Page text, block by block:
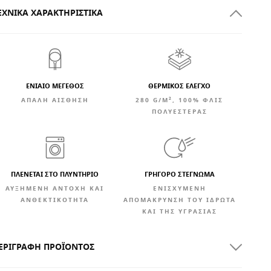
ΧΑΡΑΚΤΗΡΙΣΤΙΚΆ
ΕΝΙΑΙΟ ΜΕΓΕΘΟΣ
ΑΠΑΛΉ ΑΊΣΘΗΣΗ
ΘΕΡΜΙΚΟΣ ΕΛΕΓΧΟ
280 G/M², 100% ΦΛΙΣ
ΠΟΛΥΕΣΤΈΡΑΣ
ΠΛΕΝΕΤΑΙ ΣΤΟ ΠΛΥΝΤΗΡΙΟ
ΑΥΞΗΜΈΝΗ ΑΝΤΟΧΉ ΚΑΙ
ΑΝΘΕΚΤΙΚΌΤΗΤΑ
ΓΡΉΓΟΡΟ ΣΤΈΓΝΩΜΑ
ΕΝΙΣΧΥΜΈΝΗ
ΑΠΟΜΆΚΡΥΝΣΗ ΤΟΥ ΙΔΡΏΤΑ
ΚΑΙ ΤΗΣ ΥΓΡΑΣΊΑΣ
ΠΡΟΪΌΝΤΟΣ